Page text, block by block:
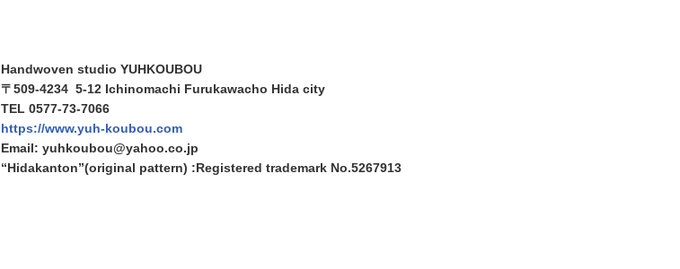
Handwoven studio YUHKOUBOU
〒509-4234 5-12 Ichinomachi Furukawacho Hida city
TEL 0577-73-7066
https://www.yuh-koubou.com
Email: yuhkoubou@yahoo.co.jp
“Hidakanton”(original pattern) :Registered trademark No.5267913